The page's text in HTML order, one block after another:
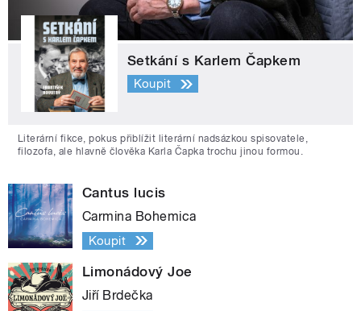
Setkání s Karlem Čapkem
Koupit
Literární fikce, pokus přiblížit literární nadsázkou spisovatele,
filozofa, ale hlavně člověka Karla Čapka trochu jinou formou.
Cantus lucis
Carmina Bohemica
Koupit
Limonádový Joe
Jiří Brdečka